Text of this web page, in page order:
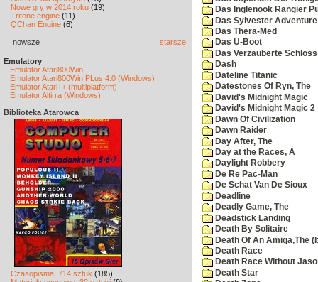
Nowe gry w 2014 roku (19)
Tritone engine (11)
QChan Engine (6)
nowsze starsze
Emulatory
Emulator Atari800Win
Emulator Atari800Win PLus 4.0 (Windows)
Emulator Atari++ (multiplatform)
Emulator Altirra (Windows)
Biblioteka Atarowca
Czasopisma: 714 sztuk (185)
Das Inglenook Rangier
Das Sylvester Adventure
Das Thera-Med
Das U-Boot
Das Verzauberte Schloss
Dash
Dateline Titanic
Datestones Of Ryn, The
David's Midnight Magic
David's Midnight Magic 2
Dawn Of Civilization
Dawn Raider
Day After, The
Day at the Races, A
Daylight Robbery
De Re Pac-Man
De Schat Van De Sioux
Deadline
Deadly Game, The
Deadstick Landing
Death By Solitaire
Death Of An Amiga,The
Death Race
Death Race Without
Death Star